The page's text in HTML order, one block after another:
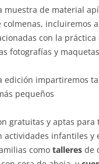
muestra de material
colmenas, incluiremos
con la
fotografías y
edición impartiremos
pequeños
gratuitas y aptas para
actividades infantiles y
como talleres de